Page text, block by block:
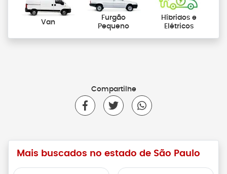
Van
Furgão
Pequeno
Híbridos e
Elétricos
Compartilhe
Mais buscados no estado de São Paulo